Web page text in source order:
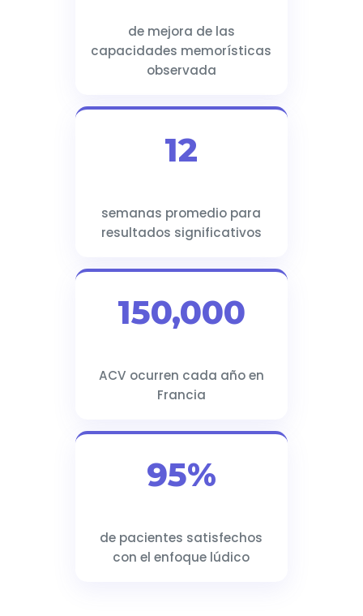
de mejora de las
capacidades memorísticas
observada
12
semanas promedio para
resultados significativos
150,000
ACV ocurren cada año en
Francia
95%
de pacientes satisfechos
con el enfoque lúdico